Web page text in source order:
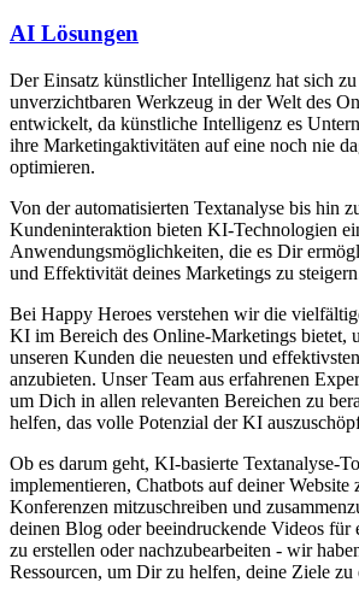
AI Lösungen
Der Einsatz künstlicher Intelligenz hat sich
unverzichtbaren Werkzeug in der Welt des
entwickelt, da künstliche Intelligenz es
ihre Marketingaktivitäten auf eine noch nie
optimieren.
Von der automatisierten Textanalyse bis hin
Kundeninteraktion bieten KI-Technologien
Anwendungsmöglichkeiten, die es Dir
und Effektivität deines Marketings zu
Bei Happy Heroes verstehen wir die
KI im Bereich des Online-Marketings bietet,
unseren Kunden die neuesten und
anzubieten. Unser Team aus erfahrenen
um Dich in allen relevanten Bereichen zu
helfen, das volle Potenzial der KI
Ob es darum geht, KI-basierte Textanalyse-
implementieren, Chatbots auf deiner Website
Konferenzen mitzuschreiben und
deinen Blog oder beeindruckende Videos für
zu erstellen oder nachzubearbeiten - wir
Ressourcen, um Dir zu helfen, deine Ziele zu